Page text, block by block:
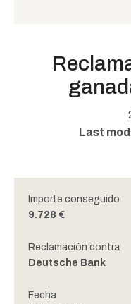
Last
Importe conseguido
9.728 €
Reclamación contra
Deutsche Bank
Fecha